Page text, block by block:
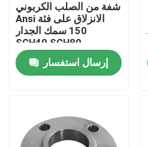
منزل
إتصال
شفة من الصلب الكربوني
Ansi الانزلاق على فئة
150 سمك الجدار
SCH40 SCH80
إرسال استفسار